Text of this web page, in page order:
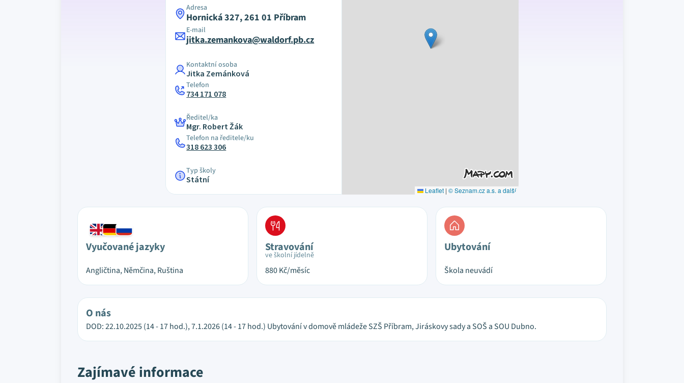
Adresa
Hornická 327, 261 01 Příbram
E-mail
jitka.zemankova@waldorf.pb.cz
Kontaktní osoba
Jitka Zemánková
Telefon
734 171 078
Ředitel/ka
Mgr. Robert Žák
Telefon na ředitele/ku
318 623 306
Typ školy
Státní
Leaflet | © Seznam.cz a.s. a další
Vyučované jazyky
Angličtina, Němčina, Ruština
Stravování
ve školní jídelně
880Kč/měsíc
Ubytování
Škola neuvádí
O nás
DOD: 22.10.2025 (14 - 17 hod.), 7.1.2026 (14 - 17 hod.) Ubytování v domově mládeže SZŠ Příbram, Jiráskovy sady a SOŠ a SOU Dubno.
Zajímavé informace